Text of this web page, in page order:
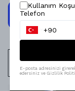
Kullanım
Telefon
E-posta adresinizi
edersiniz ve Gizlilik